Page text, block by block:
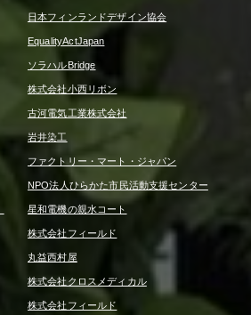
日本フィンランドデザイン協会
EqualityActJapan
ソラハルBridge
株式会社小西リボン
古河電気工業株式会社
岩井染工
ファクトリー・マート・ジャパン
NPO法人ひらかた市民活動支援センター
星和電機の親水コート
株式会社フィールド
丸益西村屋
株式会社クロスメディカル
株式会社フィールド